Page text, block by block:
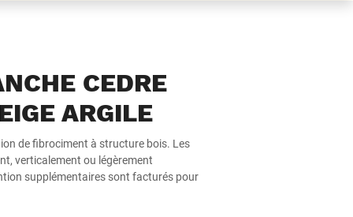
CEDRE
ARGILE
de fibrociment à structure bois. Les
verticalement ou légèrement
supplémentaires sont facturés pour